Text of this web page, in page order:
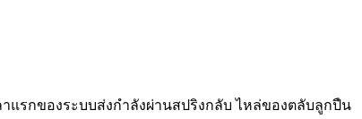
แรกของระบบส่งกำลังผ่านสปริงกลับ ไหล่ของตลับลูกปืน